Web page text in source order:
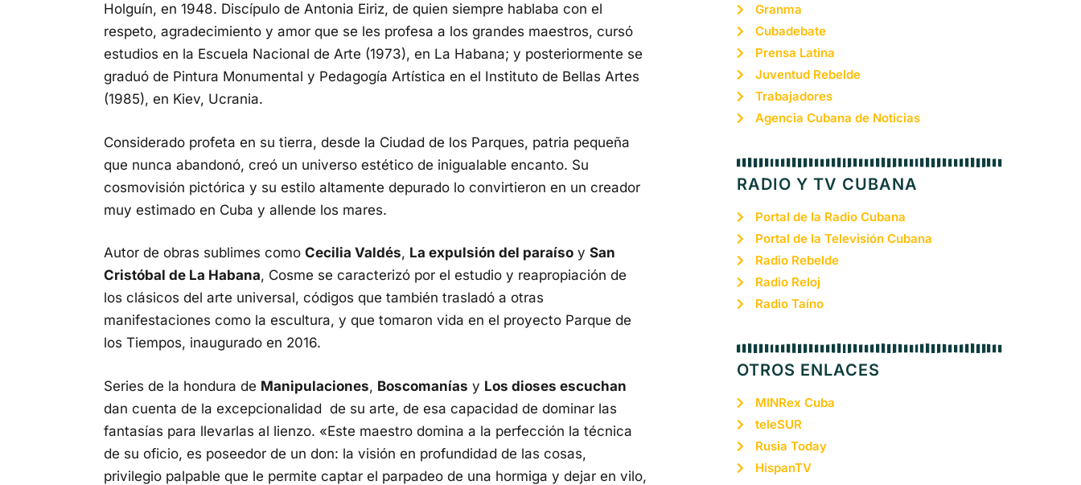
Holguín, en 1948. Discípulo de Antonia Eiriz, de quien siempre hablaba con el
respeto, agradecimiento y amor que se les profesa a los grandes maestros, cursó
estudios en la Escuela Nacional de Arte (1973), en La Habana; y posteriormente se
graduó de Pintura Monumental y Pedagogía Artística en el Instituto de Bellas Artes
(1985), en Kiev, Ucrania.
Considerado profeta en su tierra, desde la Ciudad de los Parques, patria pequeña
que nunca abandonó, creó un universo estético de inigualable encanto. Su
cosmovisión pictórica y su estilo altamente depurado lo convirtieron en un creador
muy estimado en Cuba y allende los mares.
Autor de obras sublimes como Cecilia Valdés, La expulsión del paraíso y San
Cristóbal de La Habana, Cosme se caracterizó por el estudio y reapropiación de
los clásicos del arte universal, códigos que también trasladó a otras
manifestaciones como la escultura, y que tomaron vida en el proyecto Parque de
los Tiempos, inaugurado en 2016.
Series de la hondura de Manipulaciones, Boscomanías y Los dioses escuchan
dan cuenta de la excepcionalidad de su arte, de esa capacidad de dominar las
fantasías para llevarlas al lienzo. «Este maestro domina a la perfección la técnica
de su oficio, es poseedor de un don: la visión en profundidad de las cosas,
privilegio palpable que le permite captar el parpadeo de una hormiga y dejar en vilo,
Granma
Cubadebate
Prensa Latina
Juventud Rebelde
Trabajadores
Agencia Cubana de Noticias
RADIO Y TV CUBANA
Portal de la Radio Cubana
Portal de la Televisión Cubana
Radio Rebelde
Radio Reloj
Radio Taíno
OTROS ENLACES
MINRex Cuba
teleSUR
Rusia Today
HispanTV